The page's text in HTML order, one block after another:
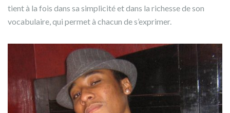
tient à la fois dans sa simplicité et dans la richesse de son
vocabulaire, qui permet à chacun de s’exprimer.